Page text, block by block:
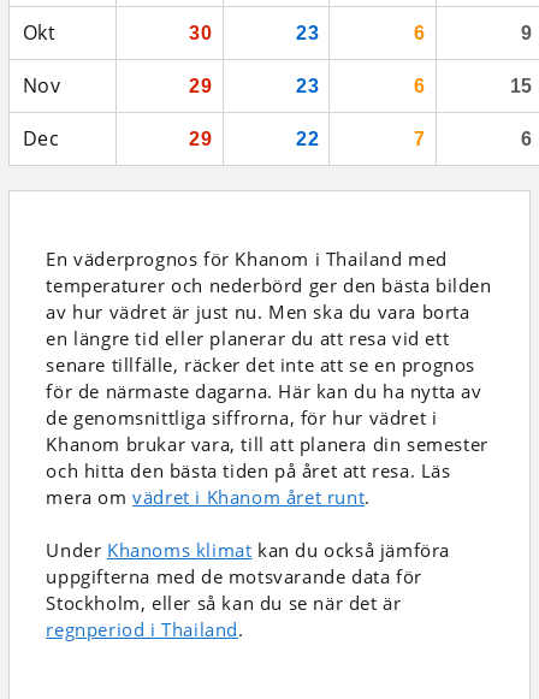
Okt 30 23 6 9
Nov 29 23 6 15
Dec 29 22 7 6
En väderprognos för Khanom i Thailand med
temperaturer och nederbörd ger den bästa bilden
av hur vädret är just nu. Men ska du vara borta
en längre tid eller planerar du att resa vid ett
senare tillfälle, räcker det inte att se en prognos
för de närmaste dagarna. Här kan du ha nytta av
de genomsnittliga siffrorna, för hur vädret i
Khanom brukar vara, till att planera din semester
och hitta den bästa tiden på året att resa. Läs
mera omvädret i Khanom året runt.
Under Khanoms klimat kan du också jämföra
uppgifterna med de motsvarande data för
Stockholm, eller så kan du se när det är
regnperiod i Thailand.